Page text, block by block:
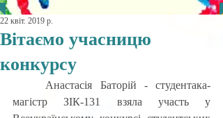
Вітаємо учасницю
конкурсу
22 квіт. 2019 р.
магістр ЗІК-131 взяла участь у